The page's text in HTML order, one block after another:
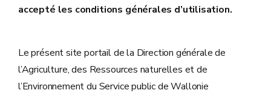
accepté les conditions générales d’utilisation.
Le présent site portail de la Direction générale de
l’Agriculture, des Ressources naturelles et de
l’Environnement du Service public de Wallonie